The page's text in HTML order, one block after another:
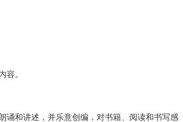
容。
诵和讲述，并乐意创编，对书籍、阅读和书写感